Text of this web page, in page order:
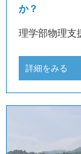
か？
理学部物理支
詳細をみる